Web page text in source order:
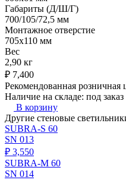
Габариты (Д/Ш/Г)
700/105/72,5 мм
Монтажное отверстие
705х110 мм
Вес
2,90 кг
₽ 7,400
Рекомендованная розничная
Наличие на складе: под заказ
В корзину
Другие стеновые
SUBRA-S 60
SN 013
₽ 3,550
SUBRA-M 60
SN 014